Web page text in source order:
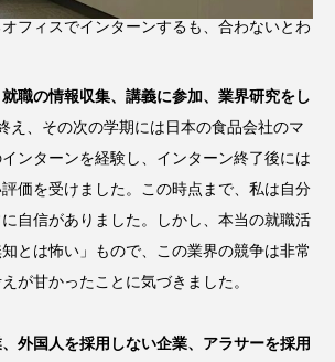
フィスでインターンするも、合わないとわ
職の情報収集、講義に参加、業界研究をし
え、その次の学期には日本の食品会社のマ
ンターンを経験し、インターン終了後には
評価を受けました。この時点まで、私は自分
自信がありました。しかし、本当の就職活
とは怖い」もので、この業界の競争は非常
が甘かったことに気づきました。
外国人を採用しない企業、アラサーを採用